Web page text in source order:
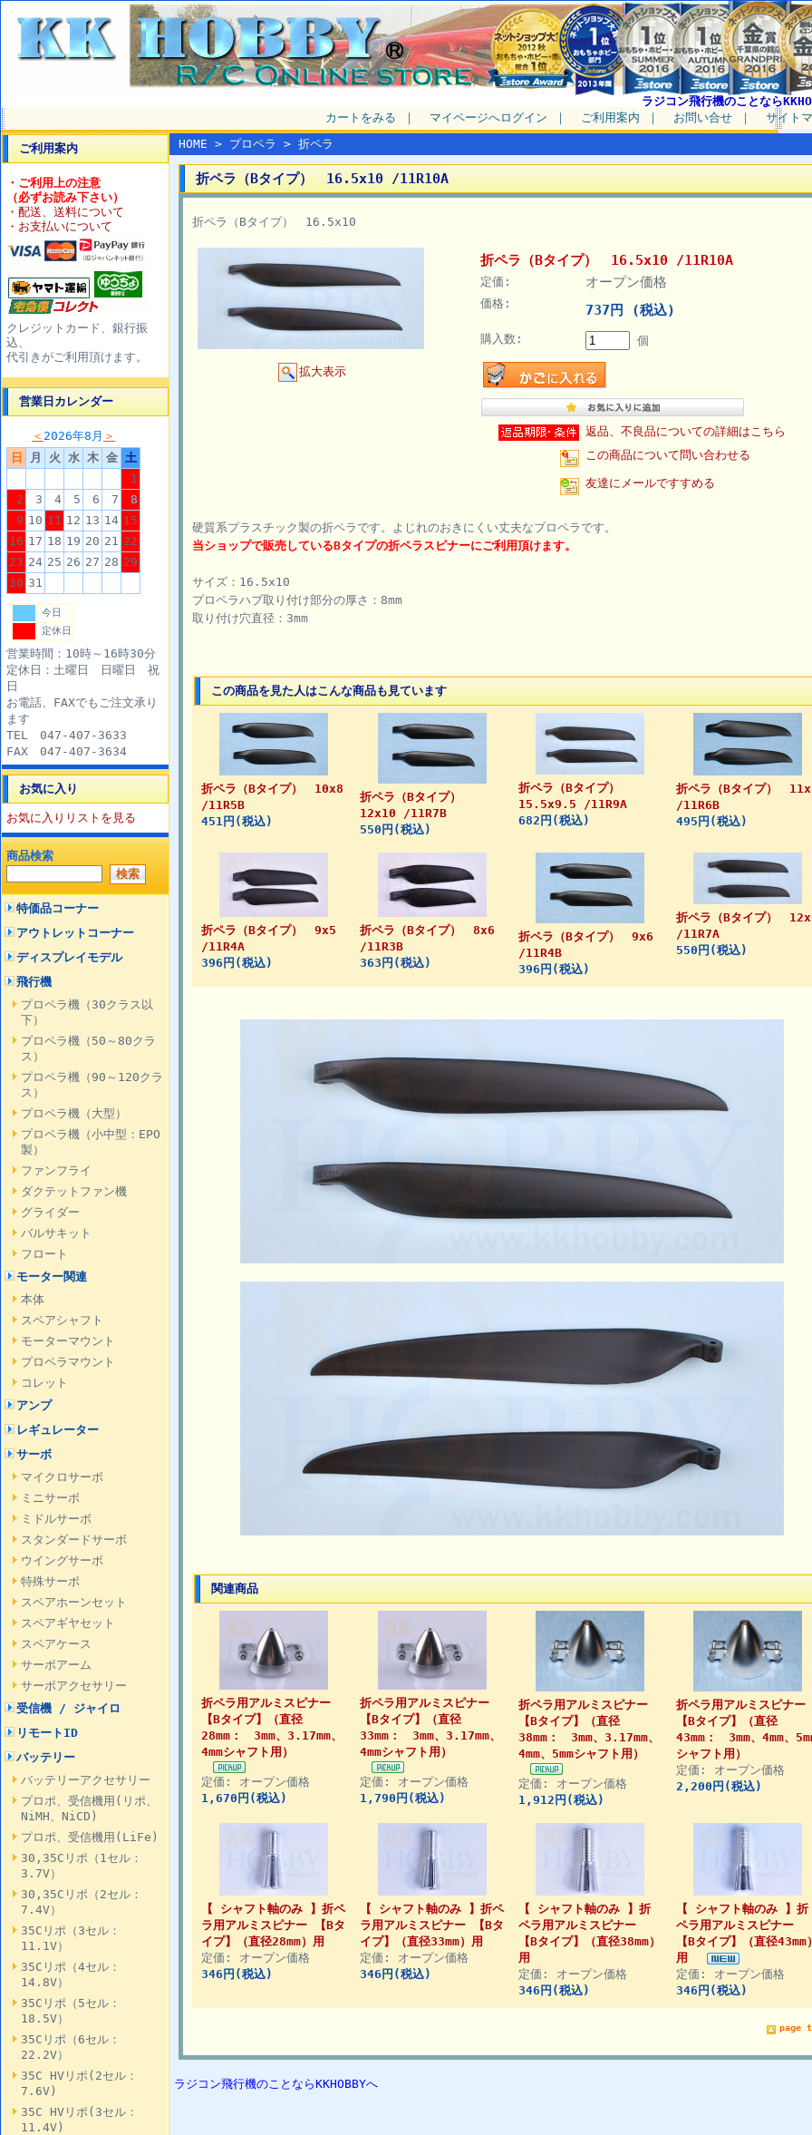
ラジコン飛行機のことなら
カートをみる ｜ マイページへログイン ｜ ご利用案内 ｜ お問い合せ ｜ サイト
ご利用案内
・ご利用上の注意
（必ずお読み下さい）
・配送、送料について
・お支払いについて
クレジットカード、銀行振
込、
代引きがご利用頂けます。
営業日カレンダー
＜ 2026年8月 ＞
日
月 火 水 木 金 土
1
2
3 4 5 6 7
8
9 10 11 12 13 14 15
16 17 18 19 20 21 22
23 24 25 26 27 28 29
30 31
今日
定休日
営業時間：10時～16時30分
定休日：土曜日 日曜日 祝
日
お電話、FAXでもご注文承り
ます
TEL 047-407-3633
FAX 047-407-3634
お気に入り
お気に入りリストを見る
商品検索
特価品コーナー
アウトレットコーナー
ディスプレイモデル
飛行機
プロペラ機（30クラス以
下）
プロペラ機（50～80クラ
ス）
プロペラ機（90～120クラ
ス）
プロペラ機（大型）
プロペラ機（小中型：EPO
製）
ファンフライ
ダクテットファン機
グライダー
バルサキット
フロート
モーター関連
本体
スペアシャフト
モーターマウント
プロペラマウント
コレット
アンプ
レギュレーター
サーボ
マイクロサーボ
ミニサーボ
ミドルサーボ
スタンダードサーボ
ウイングサーボ
特殊サーボ
スペアホーンセット
スペアギヤセット
スペアケース
サーボアーム
サーボアクセサリー
受信機 / ジャイロ
リモートID
バッテリー
バッテリーアクセサリー
プロポ、受信機用(リポ、
NiMH、NiCD)
プロポ、受信機用(LiFe)
30,35Cリポ（1セル：
3.7V）
30,35Cリポ（2セル：
7.4V）
35Cリポ（3セル：
11.1V）
35Cリポ（4セル：
14.8V）
35Cリポ（5セル：
18.5V）
35Cリポ（6セル：
22.2V）
35C HVリポ(2セル：
7.6V)
35C HVリポ(3セル：
11.4V)
HOME > プロペラ > 折ペラ
折ペラ（Bタイプ） 16.5x10 /11R10A
折ペラ（Bタイプ） 16.5x10
拡大表示
折ペラ（Bタイプ） 16.5x10 /11R10A
定価: オープン価格
価格: 737円 (税込)
購入数: 個
返品、不良品についての詳細はこちら
この商品について問い合わせる
友達にメールですすめる
硬質系プラスチック製の折ペラです。よじれのおきにくい丈夫なプロペラです。
当ショップで販売しているBタイプの折ペラスピナーにご利用頂けます。
サイズ：16.5x10
プロペラハブ取り付け部分の厚さ：8mm
取り付け穴直径：3mm
この商品を見た人はこんな商品も見ています
折ペラ（Bタイプ） 10x8
/11R5B
451円(税込)
折ペラ（Bタイプ）
12x10 /11R7B
550円(税込)
折ペラ（Bタイプ）
15.5x9.5 /11R9A
682円(税込)
折ペラ（Bタイプ）
/11R6B
495円(税込)
折ペラ（Bタイプ） 9x5
/11R4A
396円(税込)
折ペラ（Bタイプ） 8x6
/11R3B
363円(税込)
折ペラ（Bタイプ） 9x6
/11R4B
396円(税込)
折ペラ（Bタイプ）
/11R7A
550円(税込)
関連商品
折ペラ用アルミスピナー
【Bタイプ】（直径
28mm： 3mm、3.17mm、
4mmシャフト用）
定価: オープン価格
1,670円(税込)
折ペラ用アルミスピナー
【Bタイプ】（直径
33mm： 3mm、3.17mm、
4mmシャフト用）
定価: オープン価格
1,790円(税込)
折ペラ用アルミスピナー
【Bタイプ】（直径
38mm： 3mm、3.17mm、
4mm、5mmシャフト用）
定価: オープン価格
1,912円(税込)
折ペラ用アルミスピナー
【Bタイプ】（直径
43mm： 3mm、4mm、
シャフト用）
定価: オープン価格
2,200円(税込)
【 シャフト軸のみ 】折ペ
ラ用アルミスピナー 【Bタ
イプ】（直径28mm）用
定価: オープン価格
346円(税込)
【 シャフト軸のみ 】折ペ
ラ用アルミスピナー 【Bタ
イプ】（直径33mm）用
定価: オープン価格
346円(税込)
【 シャフト軸のみ 】折
ペラ用アルミスピナー
【Bタイプ】（直径38mm）
用
定価: オープン価格
346円(税込)
【 シャフト軸のみ 】折
ペラ用アルミスピナー
【Bタイプ】（直径43mm
用
定価: オープン価格
346円(税込)
page
ラジコン飛行機のことならKKHOBBYへ